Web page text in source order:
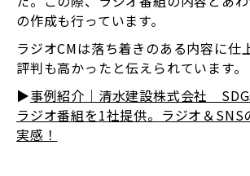
の作成も行っています。
ラジオCMは落ち着きのある内容に仕
評判も高かったと伝えられています。
▶事例紹介｜清水建設株式会社
ラジオ番組を1社提供。ラジオ＆SNS
実感！